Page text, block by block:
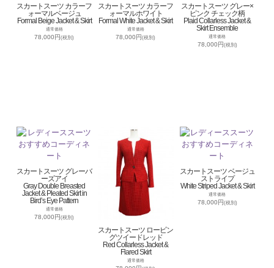
スカートスーツ カラーフ
ォーマルベージュ
Formal Beige Jacket & Skirt
通常価格
78,000円(税別)
スカートスーツ カラーフ
ォーマルホワイト
Formal White Jacket & Skirt
通常価格
78,000円(税別)
スカートスーツ グレー×
ピンク チェック柄
Plaid Collarless Jacket &
Skirt Ensemble
通常価格
78,000円(税別)
スカートスーツ グレーバ
ーズアイ
Gray Double Breasted
Jacket & Pleated Skirt in
Bird’s Eye Pattern
通常価格
78,000円(税別)
スカートスーツ ロービン
グツイードレッド
Red Collarless Jacket &
Flared Skirt
通常価格
スカートスーツ ベージュ
ストライプ
White Striped Jacket & Skirt
通常価格
78,000円(税別)